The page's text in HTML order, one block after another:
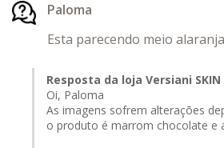
Paloma
Esta parecendo meio
Resposta da loja Versiani SKIN
Oi, Paloma
As imagens sofrem alterações
o produto é marrom chocolate e